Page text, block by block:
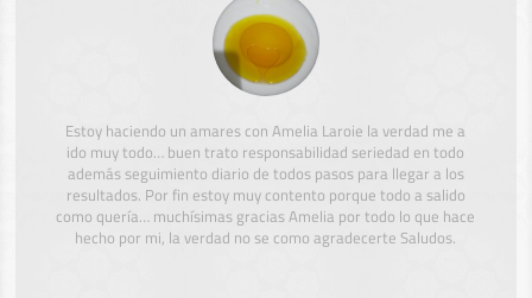
Estoy haciendo un amares con Amelia Laroie la verdad me a
ido muy todo… buen trato responsabilidad seriedad en todo
además seguimiento diario de todos pasos para llegar a los
resultados. Por fin estoy muy contento porque todo a salido
como quería… muchísimas gracias Amelia por todo lo que hace
hecho por mi, la verdad no se como agradecerte Saludos.